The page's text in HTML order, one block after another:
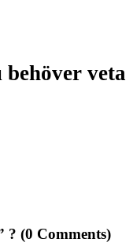
veta
? (0 Comments)